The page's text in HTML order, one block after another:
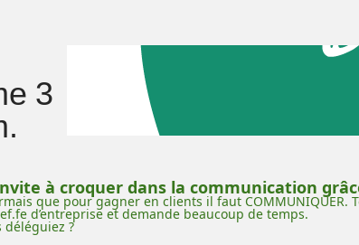
3
à croquer dans la communication
que pour gagner en clients il faut COMMUNIQUER.
d’entreprise et demande beaucoup de temps.
déléguiez ?